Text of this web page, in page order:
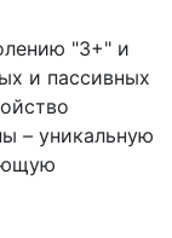
"3+" и
и пассивных
– уникальную